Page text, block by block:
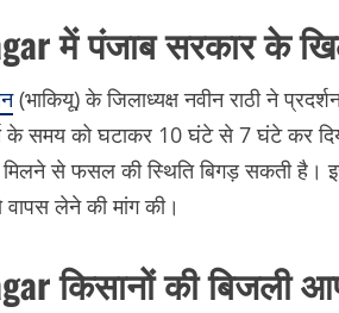
में पंजाब सरकार के
(भाकियू) के जिलाध्यक्ष नवीन राठी ने
के समय को घटाकर 10 घंटे से 7 घंटे कर
मिलने से फसल की स्थिति बिगड़ सकती है।
लेने की मांग की।
किसानों की बिजली